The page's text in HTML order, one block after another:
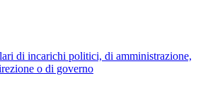
di incarichi politici, di amministrazione,
o di governo